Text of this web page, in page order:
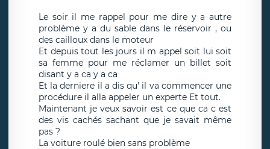
Le soir il me rappel pour me dire y a autre
problème y a du sable dans le réservoir , ou
des cailloux dans le moteur
Et depuis tout les jours il m appel soit lui soit
sa femme pour me réclamer un billet soit
disant y a ca y a ca
Et la derniere il a dis qu' il va commencer une
procédure il alla appeler un experte Et tout.
Maintenant je veux savoir est ce que ca c est
des vis cachés sachant que je savait même
pas ?
La voiture roulé bien sans problème